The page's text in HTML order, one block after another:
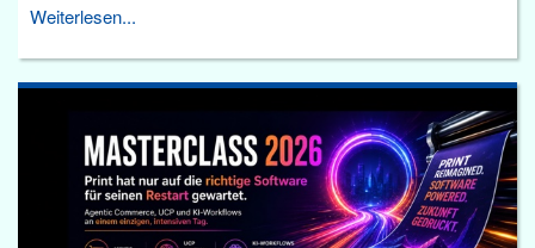
Weiterlesen...